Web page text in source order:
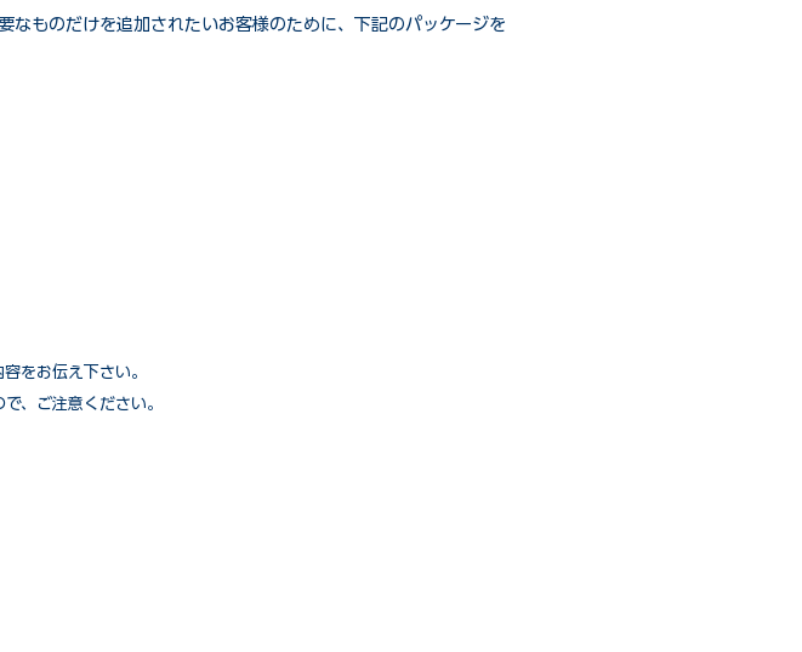
なものだけを追加されたいお客様のために、下記のパッケージを
をお伝え下さい。
、ご注意ください。